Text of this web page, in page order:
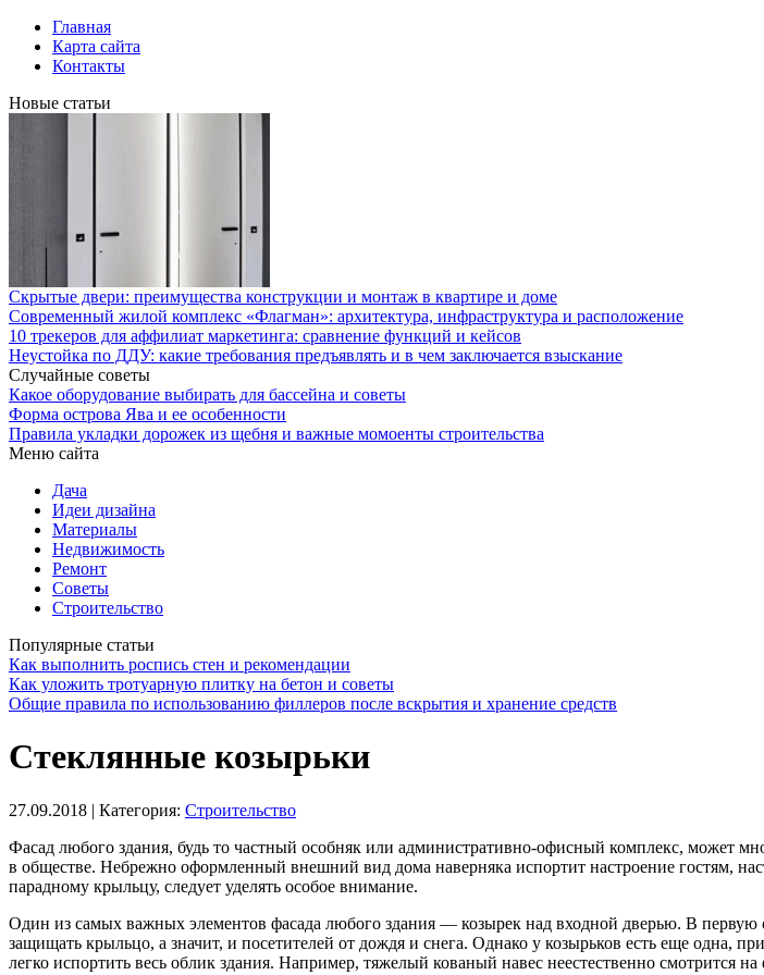
Главная
Карта сайта
Контакты
Новые статьи
Скрытые двери: преимущества конструкции и монтаж в квартире и доме
Современный жилой комплекс «Флагман»: архитектура, инфраструктура и расположение
10 трекеров для аффилиат маркетинга: сравнение функций и кейсов
Неустойка по ДДУ: какие требования предъявлять и в чем заключается взыскание
Случайные советы
Какое оборудование выбирать для бассейна и советы
Форма острова Ява и ее особенности
Правила укладки дорожек из щебня и важные момоенты строительства
Меню сайта
Дача
Идеи дизайна
Материалы
Недвижимость
Ремонт
Советы
Строительство
Популярные статьи
Как выполнить роспись стен и рекомендации
Как уложить тротуарную плитку на бетон и советы
Общие правила по использованию филлеров после вскрытия и хранение средств
Стеклянные козырьки
27.09.2018 | Категория: Строительство
Фасад любого здания, будь то частный особняк или административно-офисный комплекс, может
в обществе. Небрежно оформленный внешний вид дома наверняка испортит настроение гостям,
парадному крыльцу, следует уделять особое внимание.
Один из самых важных элементов фасада любого здания — козырек над входной дверью. В
защищать крыльцо, а значит, и посетителей от дождя и снега. Однако у козырьков есть еще одна,
легко испортить весь облик здания. Например, тяжелый кованый навес неестественно смотрится на